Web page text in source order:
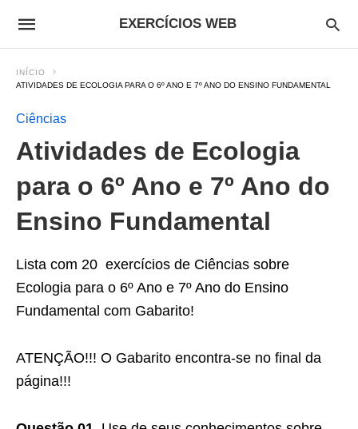
EXERCÍCIOS WEB
INÍCIO
ATIVIDADES DE ECOLOGIA PARA O 6º ANO E 7º ANO DO ENSINO FUNDAMENTAL
Ciências
Atividades de Ecologia
para o 6º Ano e 7º Ano do
Ensino Fundamental
Lista com 20 exercícios de Ciências sobre
Ecologia para o 6º Ano e 7º Ano do Ensino
Fundamental com Gabarito!
ATENÇÃO!!! O Gabarito encontra-se no final da
página!!!